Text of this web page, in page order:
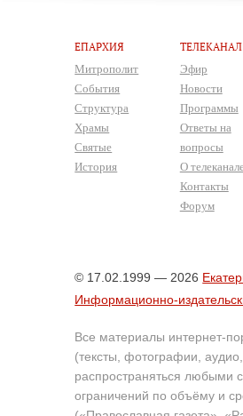
ЕПАРХИЯ
Митрополит
События
Структура
Храмы
Святые
История
ТЕЛЕКАНАЛ
Эфир
Новости
Программы
Ответы на
вопросы
О телеканале
Контакты
Форум
© 17.02.1999 — 2026
Информационно-
Все материалы интернет-
(тексты, фотографии,
распространяться любыми
ограничений по объёму и